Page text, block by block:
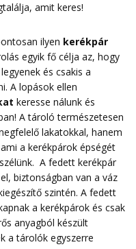
amit keres!
ilyen kerékpár
egyik fő célja az, hogy
és csakis a
A lopások ellen
keresse nálunk és
A tároló természetesen
lakatokkal, hanem
a kerékpárok épségét
A fedett kerékpár
biztonságban van a váz
szintén. A fedett
a kerékpárok és csak
anyagból készült
a tárolók egyszerre